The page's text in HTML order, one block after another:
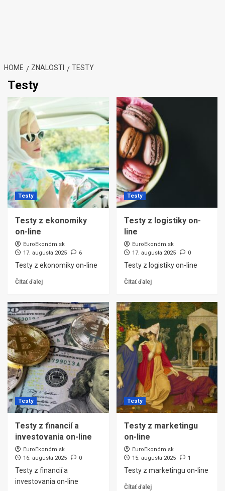
HOME ZNALOSTI TESTY
Testy
Testy
Testy z ekonomiky
on-line
EuroEkonóm.sk
17. augusta 2025
6
Testy z ekonomiky on-line
Čítať ďalej
Testy
Testy z logistiky on-
line
EuroEkonóm.sk
17. augusta 2025
0
Testy z logistiky on-line
Čítať ďalej
Testy
Testy z financií a
investovania on-line
EuroEkonóm.sk
16. augusta 2025
0
Testy z financií a
investovania on-line
Testy
Testy z marketingu
on-line
EuroEkonóm.sk
15. augusta 2025
1
Testy z marketingu on-line
Čítať ďalej